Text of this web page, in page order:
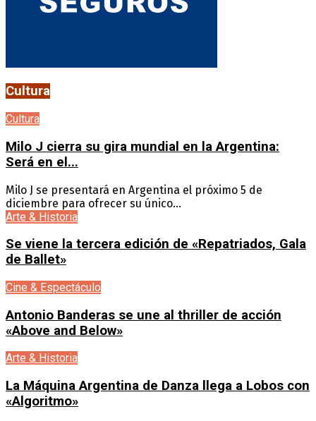
Cultura
Cultura
Milo J cierra su gira mundial en la Argentina:
Será en el...
Milo J se presentará en Argentina el próximo 5 de
diciembre para ofrecer su único...
Arte & Historia
Se viene la tercera edición de «Repatriados, Gala
de Ballet»
Cine & Espectáculo
Antonio Banderas se une al thriller de acción
«Above and Below»
Arte & Historia
La Máquina Argentina de Danza llega a Lobos con
«Algoritmo»